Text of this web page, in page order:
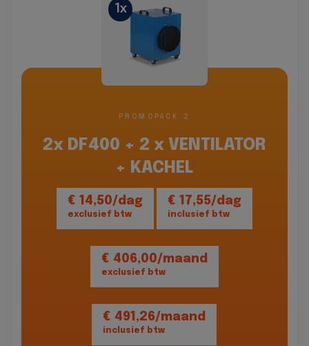
1x
PROMOPACK 2
2x DF400 + 2 x VENTILATOR
+ KACHEL
€ 14,50/dag
exclusief btw
€ 17,55/dag
inclusief btw
€ 406,00/maand
exclusief btw
€ 491,26/maand
inclusief btw